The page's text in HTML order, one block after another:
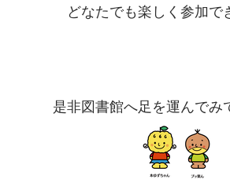
どなたでも楽しく参加で
是非図書館へ足を運んでみ